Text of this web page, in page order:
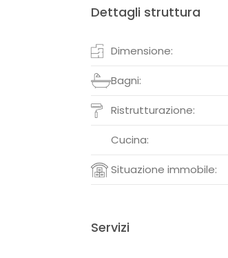
Dettagli struttura
Dimensione:
Bagni:
Ristrutturazione:
Cucina:
Situazione immobile:
Servizi